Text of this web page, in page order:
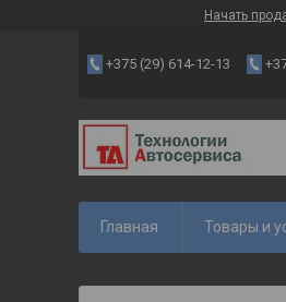
Начать
+375 (29) 614-12-13
Главная Товары и